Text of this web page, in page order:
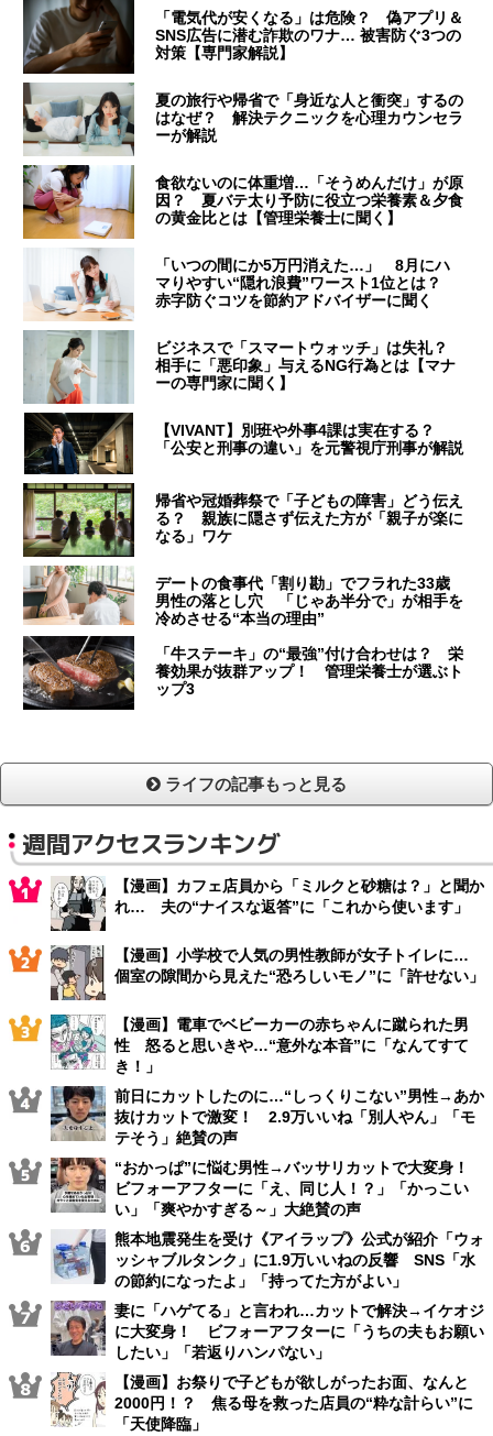
「電気代が安くなる」は危険？ 偽アプリ＆
SNS広告に潜む詐欺のワナ… 被害防ぐ3つの
対策【専門家解説】
夏の旅行や帰省で「身近な人と衝突」するの
はなぜ？ 解決テクニックを心理カウンセラ
ーが解説
食欲ないのに体重増…「そうめんだけ」が原
因？ 夏バテ太り予防に役立つ栄養素＆夕食
の黄金比とは【管理栄養士に聞く】
「いつの間にか5万円消えた…」 8月にハ
マりやすい“隠れ浪費”ワースト1位とは？
赤字防ぐコツを節約アドバイザーに聞く
ビジネスで「スマートウォッチ」は失礼？
相手に「悪印象」与えるNG行為とは【マナ
ーの専門家に聞く】
【VIVANT】別班や外事4課は実在する？
「公安と刑事の違い」を元警視庁刑事が解説
帰省や冠婚葬祭で「子どもの障害」どう伝え
る？ 親族に隠さず伝えた方が「親子が楽に
なる」ワケ
デートの食事代「割り勘」でフラれた33歳
男性の落とし穴 「じゃあ半分で」が相手を
冷めさせる“本当の理由”
「牛ステーキ」の“最強”付け合わせは？ 栄
養効果が抜群アップ！ 管理栄養士が選ぶト
ップ3
ライフの記事もっと見る
週間アクセスランキング
【漫画】カフェ店員から「ミルクと砂糖は？」と聞か
れ… 夫の“ナイスな返答”に「これから使います」
【漫画】小学校で人気の男性教師が女子トイレに…
個室の隙間から見えた“恐ろしいモノ”に「許せない」
【漫画】電車でベビーカーの赤ちゃんに蹴られた男
性 怒ると思いきや…“意外な本音”に「なんてすて
き！」
前日にカットしたのに…“しっくりこない”男性→あか
抜けカットで激変！ 2.9万いいね「別人やん」「モ
テそう」絶賛の声
“おかっぱ”に悩む男性→バッサリカットで大変身！
ビフォーアフターに「え、同じ人！？」「かっこい
い」「爽やかすぎる～」大絶賛の声
熊本地震発生を受け《アイラップ》公式が紹介「ウォ
ッシャブルタンク」に1.9万いいねの反響 SNS「水
の節約になったよ」「持ってた方がよい」
妻に「ハゲてる」と言われ…カットで解決→イケオジ
に大変身！ ビフォーアフターに「うちの夫もお願い
したい」「若返りハンパない」
【漫画】お祭りで子どもが欲しがったお面、なんと
2000円！？ 焦る母を救った店員の“粋な計らい”に
「天使降臨」